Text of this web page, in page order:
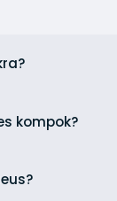
kompok?